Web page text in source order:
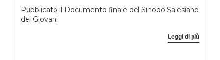
Pubblicato il Documento finale del Sinodo Salesiano
dei Giovani
Leggi di più